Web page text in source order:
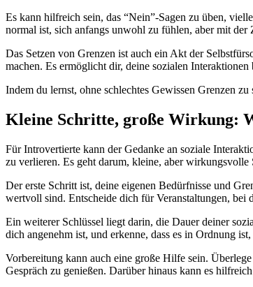
Es kann hilfreich sein, das “Nein”-Sagen zu üben,
normal ist, sich anfangs unwohl zu fühlen, aber mit der
Das Setzen von Grenzen ist auch ein Akt der
machen. Es ermöglicht dir, deine sozialen
Indem du lernst, ohne schlechtes Gewissen Grenzen
Kleine Schritte, große Wirkung:
Für Introvertierte kann der Gedanke an soziale
zu verlieren. Es geht darum, kleine, aber wirkungsvolle
Der erste Schritt ist, deine eigenen Bedürfnisse und
wertvoll sind. Entscheide dich für Veranstaltungen, bei
Ein weiterer Schlüssel liegt darin, die Dauer deiner
dich angenehm ist, und erkenne, dass es in Ordnung
Vorbereitung kann auch eine große Hilfe sein.
Gespräch zu genießen. Darüber hinaus kann es